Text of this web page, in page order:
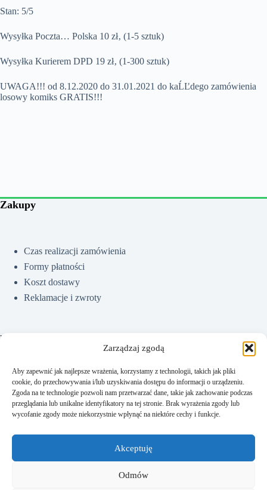
Zarządzaj zgodą
Aby zapewnić jak najlepsze wrażenia, korzystamy z technologii, takich jak pliki
cookie, do przechowywania i/lub uzyskiwania dostępu do informacji o urządzeniu.
Zgoda na te technologie pozwoli nam przetwarzać dane, takie jak zachowanie podczas
przeglądania lub unikalne identyfikatory na tej stronie. Brak wyrażenia zgody lub
wycofanie zgody może niekorzystnie wpłynąć na niektóre cechy i funkcje.
Akceptuję
Odmów
Stan: 5/5
Wysyłka Poczta… Polska 10 zł‚ (1-5 sztuk)
Wysyłka Kurierem DPD 19 zł‚ (1-300 sztuk)
UWAGA!!! od 8.12.2020 do 31.01.2021 do kaĹĽdego zamówienia
losowy komiks GRATIS!!!
Zakupy
Czas realizacji zamówienia
Formy płatności
Koszt dostawy
Reklamacje i zwroty
Pomoc
Jak kupować?
Częste pytania
Polityka prywatności
Regulamin sklepu